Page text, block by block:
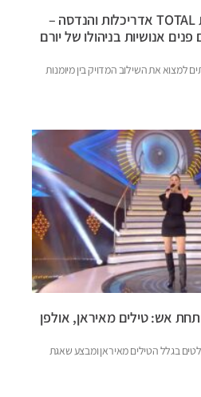
המלצה מקצועית: חברת TOTAL אדריכלות והנדסה –
אנושיות בניהולו של יורם
למצוא את השילוב המדויק בין מיומנות
2026 נפתח תחת אש: טילים מאיראן, אולפן
בגלל הטילים מאיראן ומבצע שאגת